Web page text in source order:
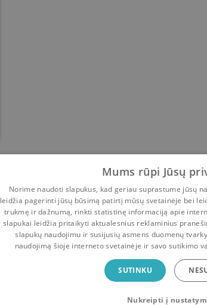
1 2
Mums rūpi Jūsų
Norime naudoti slapukus, kad geriau suprastume jūsų
leidžia pagerinti jūsų būsimą patirtį mūsų svetainėje bei
trukmę ir dažnumą, rinkti statistinę informaciją apie
slapukai leidžia pritaikyti aktualesnius reklaminius
slapukų naudojimu ir susijusių asmens duomenų
naudojimą šioje interneto svetainėje ir savo sutikimo
SUTINKU
Nukreipti į